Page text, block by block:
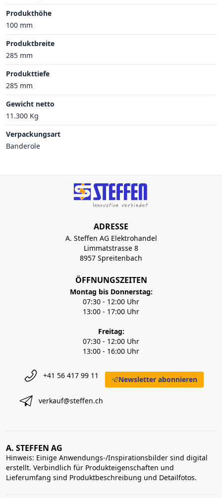
Produkthöhe
100 mm
Produktbreite
285 mm
Produkttiefe
285 mm
Gewicht netto
11.300 Kg
Verpackungsart
Banderole
ADRESSE
A. Steffen AG Elektrohandel
Limmatstrasse 8
8957 Spreitenbach
ÖFFNUNGSZEITEN
Montag bis Donnerstag:
07:30 - 12:00 Uhr
13:00 - 17:00 Uhr
Freitag:
07:30 - 12:00 Uhr
13:00 - 16:00 Uhr
+41 56 417 99 11
verkauf@steffen.ch
Newsletter abonnieren
A. STEFFEN AG
Hinweis: Einige Anwendungs-/Inspirationsbilder sind digital
erstellt. Verbindlich für Produkteigenschaften und
Lieferumfang sind Produktbeschreibung und Detailfotos.